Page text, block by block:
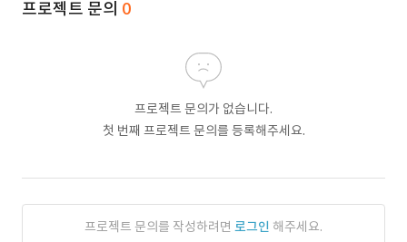
프로젝트 문의 0
프로젝트 문의가 없습니다.
첫 번째 프로젝트 문의를 등록해주세요.
프로젝트 문의를 작성하려면 로그인 해주세요.